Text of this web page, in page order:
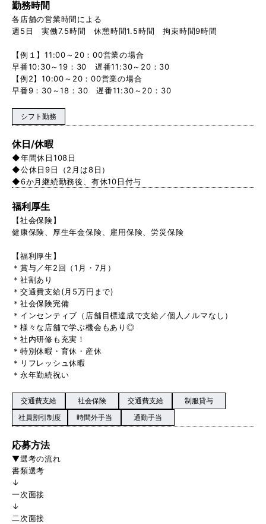
勤務時間
各店舗の営業時間による
週5日 実働7.5時間 休憩時間1.5時間 拘束時間9時間
【例１】11:00～20：00営業の場合
早番10:30～19：30 遅番11:30～20：30
【例2】10:00～20：00営業の場合
早番9：30～18：30 遅番11:30～20：30
シフト勤務
休日/休暇
◆年間休日108日
◆公休日9日（2月は8日）
◆6か月継続勤務後、有休10日付与
福利厚生
【社会保険】
健康保険、厚生年金保険、雇用保険、労災保険
【福利厚生】
＊賞与／年2回（1月・7月）
＊社割あり
＊交通費支給(月5万円まで)
＊社会保険完備
＊インセンティブ（店舗目標達成で支給／個人ノルマなし）
＊様々な店舗で学ぶ機会もあり◎
＊社内研修も充実！
＊特別休暇・育休・産休
＊リフレッシュ休暇
＊永年勤続祝い
交通費支給 社会保険 交通費支給
制服貸与
社員割引制度
時間外手当 通勤手当
応募方法
▼選考の流れ
書類選考
↓
一次面接
↓
二次面接